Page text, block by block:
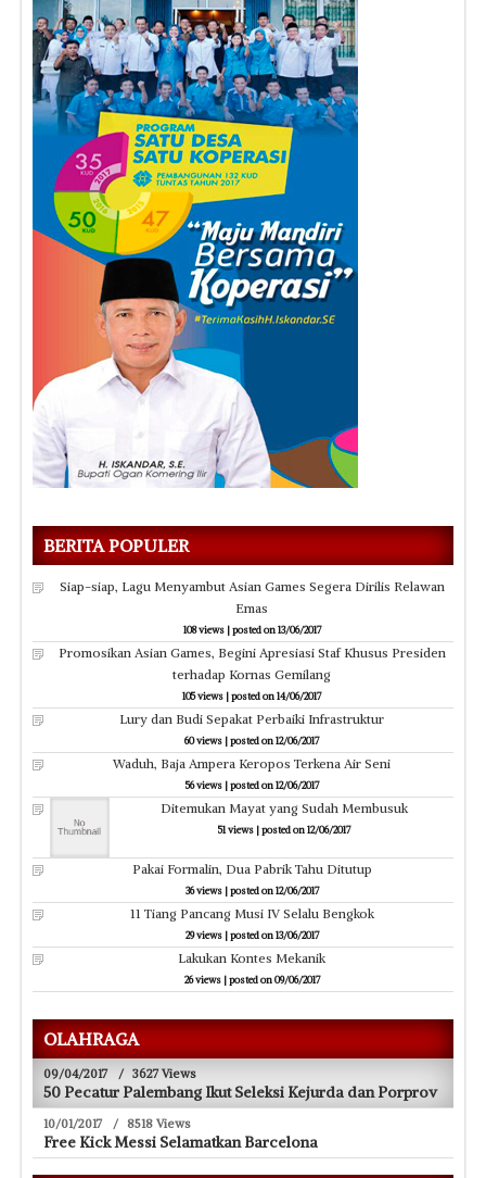
BERITA POPULER
Siap-siap, Lagu Menyambut Asian Games Segera Dirilis Relawan
Emas
108 views|posted on 13/06/2017
Promosikan Asian Games, Begini Apresiasi Staf Khusus Presiden
terhadap Kornas Gemilang
105 views |posted on 14/06/2017
Lury dan Budi Sepakat Perbaiki Infrastruktur
60 views |posted on 12/06/2017
Waduh, Baja Ampera Keropos Terkena Air Seni
56 views|posted on 12/06/2017
Ditemukan Mayat yang Sudah Membusuk
51 views |posted on 12/06/2017
Pakai Formalin, Dua Pabrik Tahu Ditutup
36 views|posted on 12/06/2017
11 Tiang Pancang Musi IV Selalu Bengkok
29 views|posted on 13/06/2017
Lakukan Kontes Mekanik
26 views|posted on 09/06/2017
OLAHRAGA
09/04/2017 / 3627 Views
50 Pecatur Palembang Ikut Seleksi Kejurda dan Porprov
10/01/2017 / 8518 Views
Free Kick Messi Selamatkan Barcelona